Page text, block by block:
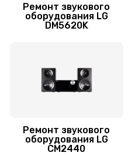
Ремонт звукового
оборудования LG
DM5620K
Ремонт звукового
оборудования LG
CM2440